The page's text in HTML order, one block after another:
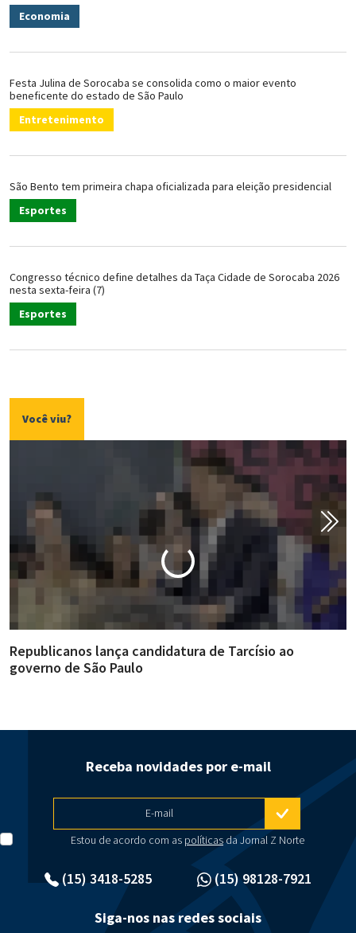
Economia
Festa Julina de Sorocaba se consolida como o maior evento
beneficente do estado de São Paulo
Entretenimento
São Bento tem primeira chapa oficializada para eleição presidencial
Esportes
Congresso técnico define detalhes da Taça Cidade de Sorocaba 2026
nesta sexta-feira (7)
Esportes
Você viu?
Republicanos lança candidatura de Tarcísio ao
governo de São Paulo
(15) 3418-5285 (15) 98128-7921
Receba novidades por e-mail
E-mail
Estou de acordo com as políticasda Jornal Z Norte
Siga-nos nas redes sociais